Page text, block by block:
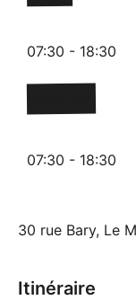
07:30 - 18:30
07:30 - 18:30
Itinéraire
30 rue Bary, Le